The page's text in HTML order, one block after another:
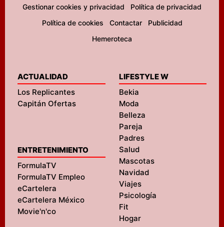
Gestionar cookies y privacidad
Política de privacidad
Política de cookies
Contactar
Publicidad
Hemeroteca
ACTUALIDAD
Los Replicantes
Capitán Ofertas
ENTRETENIMIENTO
FormulaTV
FormulaTV Empleo
eCartelera
eCartelera México
Movie'n'co
LIFESTYLE W
Bekia
Moda
Belleza
Pareja
Padres
Salud
Mascotas
Navidad
Viajes
Psicología
Fit
Hogar